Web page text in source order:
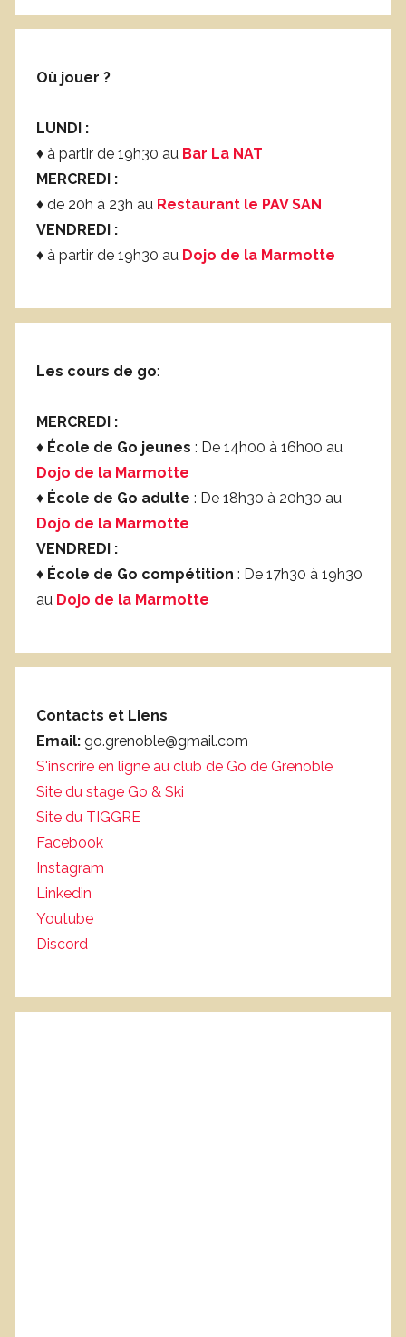
Où jouer ?
LUNDI :
♦ à partir de 19h30 au Bar La NAT
MERCREDI :
♦ de 20h à 23h au Restaurant le PAV SAN
VENDREDI :
♦ à partir de 19h30 au Dojo de la Marmotte
Les cours de go:
MERCREDI :
♦ École de Go jeunes : De 14h00 à 16h00 au
Dojo de la Marmotte
♦ École de Go adulte : De 18h30 à 20h30 au
Dojo de la Marmotte
VENDREDI :
♦ École de Go compétition : De 17h30 à 19h30
au Dojo de la Marmotte
Contacts et Liens
Email: go.grenoble@gmail.com
S'inscrire en ligne au club de Go de Grenoble
Site du stage Go & Ski
Site du TIGGRE
Facebook
Instagram
Linkedin
Youtube
Discord